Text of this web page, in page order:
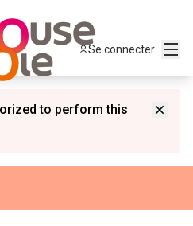
Se connecter
to perform this